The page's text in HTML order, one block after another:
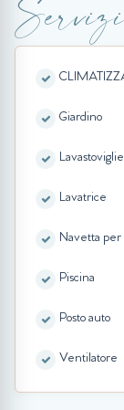
Giardino
Lavastoviglie
Lavatrice
Navetta per
Piscina
Posto auto
Ventilatore